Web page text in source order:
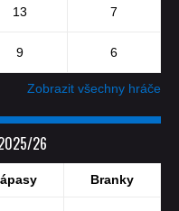
13 7
9 6
Zobrazit všechny hráče
2025/26
Branky